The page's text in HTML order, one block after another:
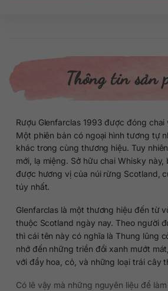
Thông tin sản
Rượu Glenfarclas 1993 được đóng
Một phiên bản có ngoại hình tương tự
khác trong cùng thương hiệu. Tuy
mới, lạ miệng. Sở hữu chai Whisky
được hương vị của núi rừng Scotland,
túy nhất.
Glenfarclas là một thương hiệu đến từ
thuộc Scotland ngày nay. Theo người
thì cái tên này có nghĩa là Thung lũng
nhớ đến những triền đồi xanh mướt
với đầy hoa, cỏ, và những loại trái cây
Có lẽ vậy mà những nguyên liệu để